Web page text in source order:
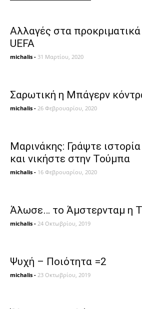
Αλλαγές στα προκριματικά
UEFA
michalis - 31 Μαρτίου, 2020
Σαρωτική η Μπάγερν
michalis - 26 Φεβρουαρίου, 2020
Μαρινάκης: Γράψτε
και νικήστε στην Τούμπα
michalis - 16 Φεβρουαρίου, 2020
Άλωσε… το Άμστερνταμ η
michalis - 24 Οκτωβρίου, 2019
Ψυχή – Ποιότητα =2
michalis - 23 Οκτωβρίου, 2019